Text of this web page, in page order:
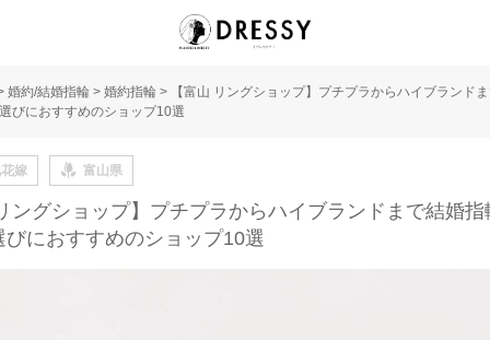
婚約/結婚指輪 > 婚約指輪 >
【富山 リングショップ】プチプラからハイブランド
びにおすすめのショップ10選
嫁 富山県
ングショップ】プチプラからハイブランドまで結婚指
びにおすすめのショップ10選